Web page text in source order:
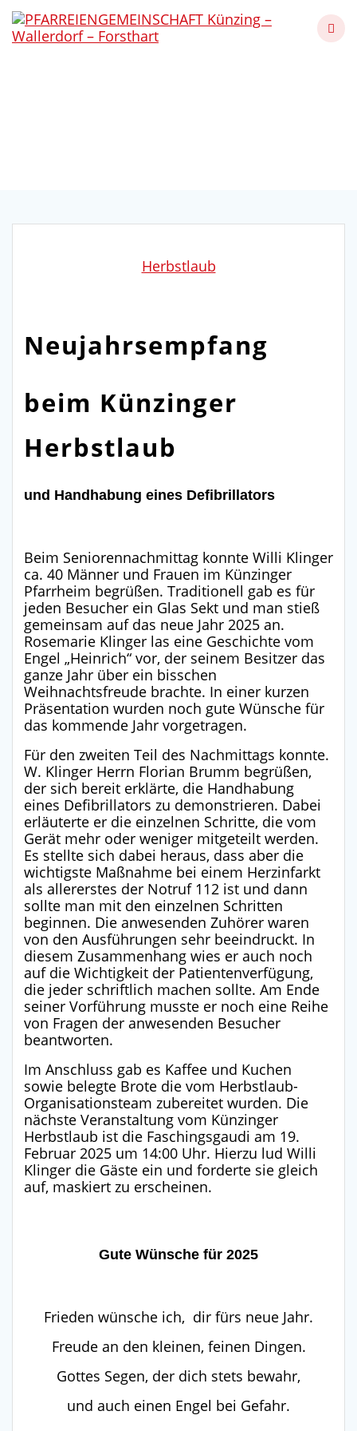
to
Herbstlaub
Neujahrsempfang
beim Künzinger
Herbstlaub
und Handhabung eines Defibrillators
Beim Seniorennachmittag konnte Willi Klinger
ca. 40 Männer und Frauen im Künzinger
Pfarrheim begrüßen. Traditionell gab es für
jeden Besucher ein Glas Sekt und man stieß
gemeinsam auf das neue Jahr 2025 an.
Rosemarie Klinger las eine Geschichte vom
Engel „Heinrich“ vor, der seinem Besitzer das
ganze Jahr über ein bisschen
Weihnachtsfreude brachte. In einer kurzen
Präsentation wurden noch gute Wünsche für
das kommende Jahr vorgetragen.
Für den zweiten Teil des Nachmittags konnte.
W. Klinger Herrn Florian Brumm begrüßen,
der sich bereit erklärte, die Handhabung
eines Defibrillators zu demonstrieren. Dabei
erläuterte er die einzelnen Schritte, die vom
Gerät mehr oder weniger mitgeteilt werden.
Es stellte sich dabei heraus, dass aber die
wichtigste Maßnahme bei einem Herzinfarkt
als allererstes der Notruf 112 ist und dann
sollte man mit den einzelnen Schritten
beginnen. Die anwesenden Zuhörer waren
von den Ausführungen sehr beeindruckt. In
diesem Zusammenhang wies er auch noch
auf die Wichtigkeit der Patientenverfügung,
die jeder schriftlich machen sollte. Am Ende
seiner Vorführung musste er noch eine Reihe
von Fragen der anwesenden Besucher
beantworten.
Im Anschluss gab es Kaffee und Kuchen
sowie belegte Brote die vom Herbstlaub-
Organisationsteam zubereitet wurden. Die
nächste Veranstaltung vom Künzinger
Herbstlaub ist die Faschingsgaudi am 19.
Februar 2025 um 14:00 Uhr. Hierzu lud Willi
Klinger die Gäste ein und forderte sie gleich
auf, maskiert zu erscheinen.
Gute Wünsche für 2025
Frieden wünsche ich, dir fürs neue Jahr.
Freude an den kleinen, feinen Dingen.
Gottes Segen, der dich stets bewahr,
und auch einen Engel bei Gefahr.